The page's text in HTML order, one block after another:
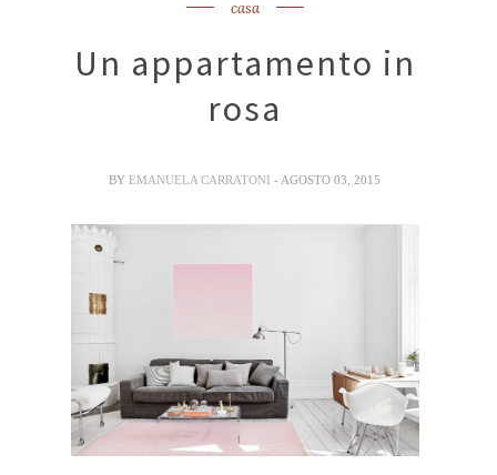
casa
Un appartamento in
rosa
BY EMANUELA CARRATONI- AGOSTO 03, 2015